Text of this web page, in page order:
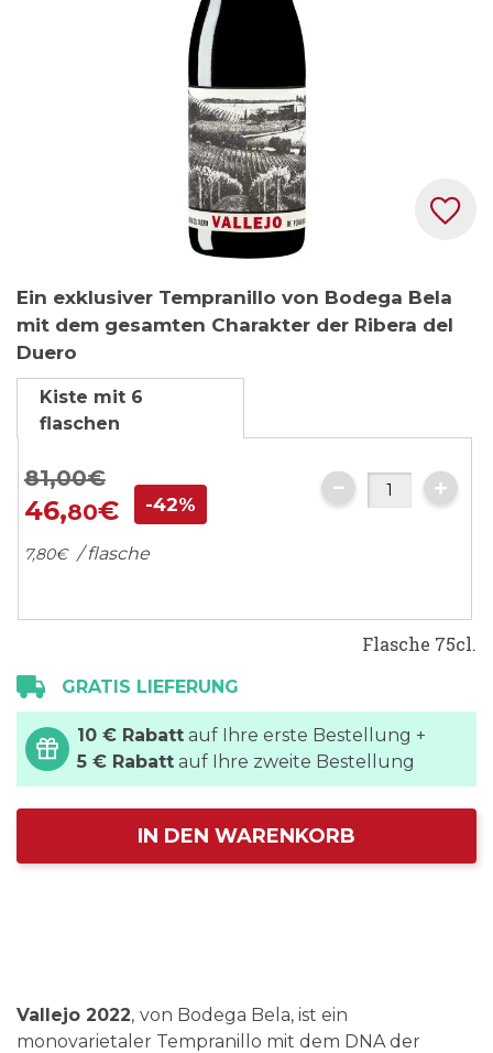
Anfang
der
Bildgalerie
springen
Ein exklusiver Tempranillo von Bodega Bela
mit dem gesamten Charakter der Ribera del
Duero
Kiste mit 6
flaschen
81,00€
46,80€ -42%
7,80€ / flasche
Flasche 75cl.
GRATIS LIEFERUNG
10 € Rabatt auf Ihre erste Bestellung +
5 € Rabatt auf Ihre zweite Bestellung
IN DEN WARENKORB
Vallejo 2022, von Bodega Bela, ist ein
monovarietaler Tempranillo mit dem DNA der